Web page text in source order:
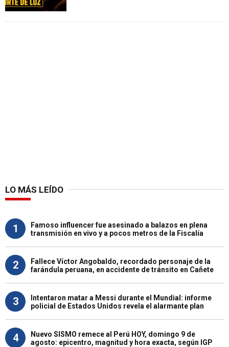
LO MÁS LEÍDO
1
Famoso influencer fue asesinado a balazos en plena
transmisión en vivo y a pocos metros de la Fiscalía
2
Fallece Víctor Angobaldo, recordado personaje de la
farándula peruana, en accidente de tránsito en Cañete
3
Intentaron matar a Messi durante el Mundial: informe
policial de Estados Unidos revela el alarmante plan
4
Nuevo SISMO remece al Perú HOY, domingo 9 de
agosto: epicentro, magnitud y hora exacta, según IGP